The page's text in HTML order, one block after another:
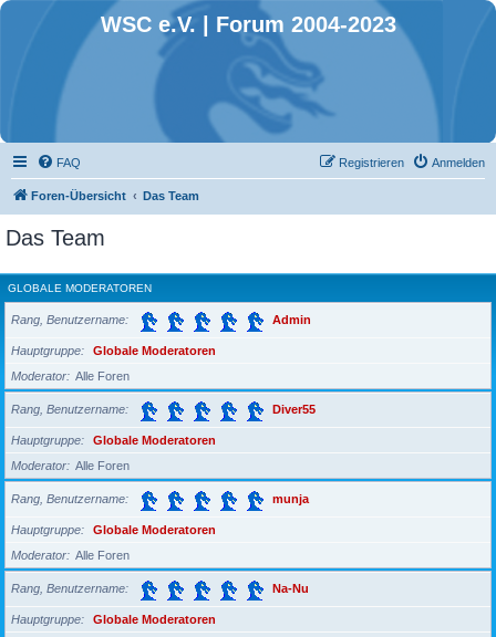
WSC e.V. | Forum 2004-2023
FAQ Anmelden
Registrieren
Foren-Übersicht Das Team
Das Team
GLOBALE MODERATOREN
Rang, Benutzername Admin
Hauptgruppe
Globale Moderatoren
Moderator
Alle Foren
Rang, Benutzername Diver55
Hauptgruppe
Globale Moderatoren
Moderator
Alle Foren
Rang, Benutzername munja
Hauptgruppe
Globale Moderatoren
Moderator
Alle Foren
Rang, Benutzername Na-Nu
Hauptgruppe
Globale Moderatoren